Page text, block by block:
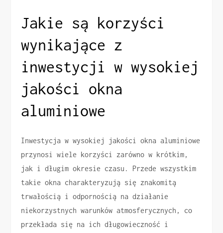
Jakie są korzyści
wynikające z
inwestycji w wysokiej
jakości okna
aluminiowe
Inwestycja w wysokiej jakości okna aluminiowe
przynosi wiele korzyści zarówno w krótkim,
jak i długim okresie czasu. Przede wszystkim
takie okna charakteryzują się znakomitą
trwałością i odpornością na działanie
niekorzystnych warunków atmosferycznych, co
przekłada się na ich długowieczność i